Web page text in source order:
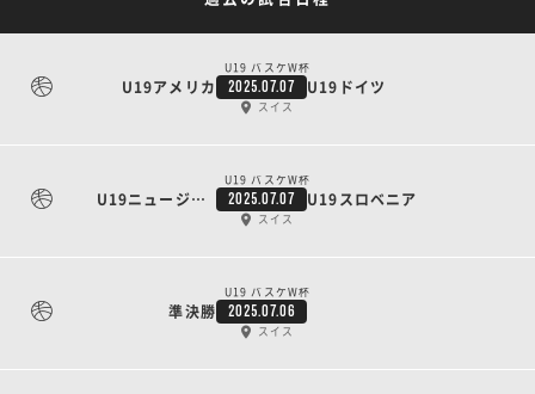
U19 バスケW杯
U19アメリカ 2025.07.07 U19ドイツ
スイス
U19 バスケW杯
U19ニュージーランド 2025.07.07 U19スロベニア
スイス
U19 バスケW杯
準決勝 2025.07.06
スイス